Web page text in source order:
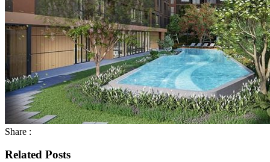
Share :
Related Posts